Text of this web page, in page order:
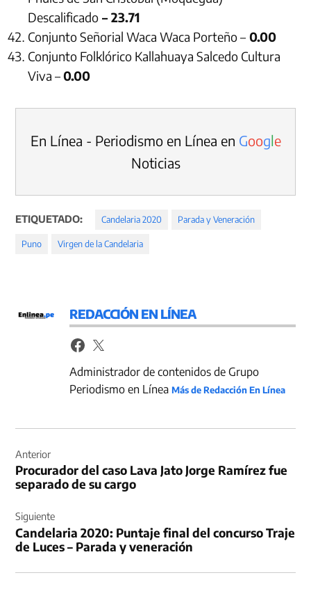
Descalificado – 23.71
Conjunto Señorial Waca Waca Porteño – 0.00
Conjunto Folklórico Kallahuaya Salcedo Cultura
Viva –0.00
En Línea - Periodismo en Línea en Google
Noticias
ETIQUETADO: Candelaria 2020 Parada y Veneración
Puno Virgen de la Candelaria
REDACCIÓN EN LÍNEA
Administrador de contenidos de Grupo
Periodismo en LíneaMás de Redacción En Línea
de
entradas
Anterior
Procurador del caso Lava Jato Jorge Ramírez fue
separado de su cargo
Siguiente
Candelaria 2020: Puntaje final del concurso Traje
de Luces – Parada y veneración